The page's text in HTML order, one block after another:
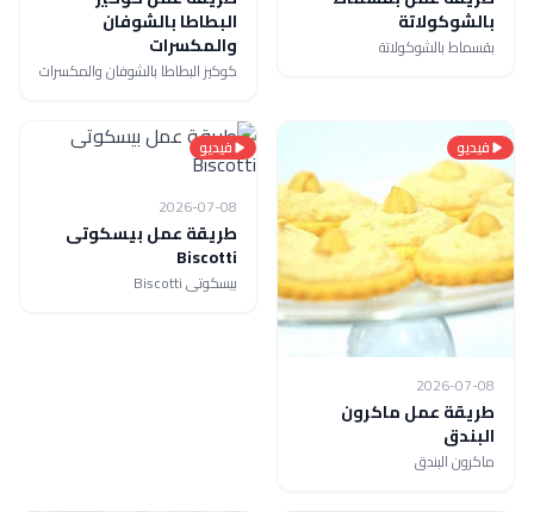
بالشوكولاتة
بقسماط بالشوكولاتة
البطاطا بالشوفان
والمكسرات
كوكيز البطاطا بالشوفان والمكسرات
فيديو
2026-07-08
طريقة عمل ماكرون
البندق
ماكرون البندق
فيديو
2026-07-08
طريقة عمل بيسكوتى
Biscotti
بيسكوتى Biscotti